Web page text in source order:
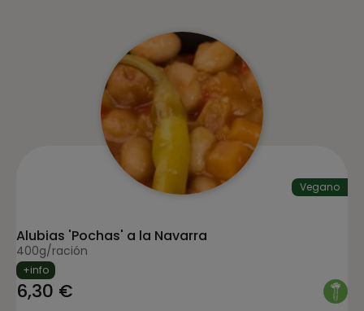
Vegano
Alubias 'Pochas' a la Navarra
400g/ración
+info
6,30 €